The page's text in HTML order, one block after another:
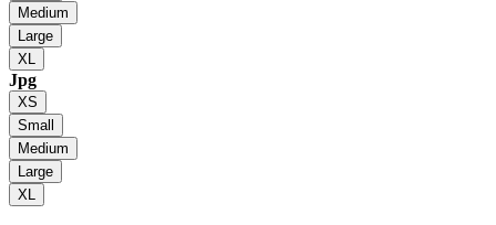
Medium
Large
XL
Jpg
XS
Small
Medium
Large
XL